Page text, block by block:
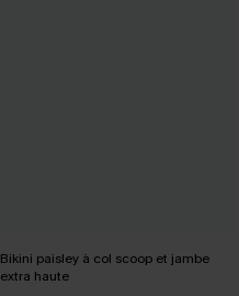
Bikini paisley à col scoop et jambe
extra haute